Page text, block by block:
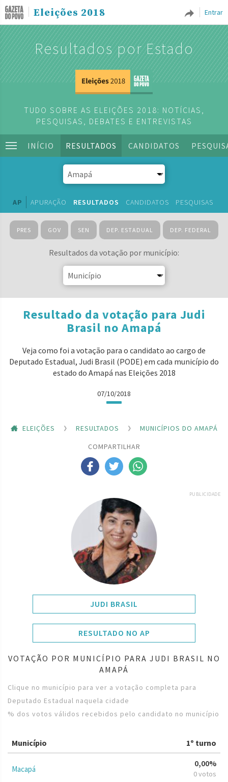
Entrar
Eleições 2018
Resultados por Estado
TUDO SOBRE AS ELEIÇÕES 2018: NOTÍCIAS,
PESQUISAS, DEBATES E ENTREVISTAS
INÍCIO RESULTADOS CANDIDATOS
AP APURAÇÃO RESULTADOS CANDIDATOS PESQUISAS
PRES GOV SEN DEP. ESTADUAL DEP. FEDERAL
Resultados da votação por município:
Resultado da votação para Judi
Brasil no Amapá
Veja como foi a votação para o candidato ao cargo de
Deputado Estadual, Judi Brasil (PODE) em cada município do
estado do Amapá nas Eleições 2018
07/10/2018
ELEIÇÕES RESULTADOS
MUNICÍPIOS DO AMAPÁ
COMPARTILHAR
PUBLICIDADE
JUDI BRASIL
RESULTADO NO AP
VOTAÇÃO POR MUNICÍPIO PARA JUDI BRASIL NO
AMAPÁ
Clique no município para ver a votação completa para
Deputado Estadual naquela cidade
% dos votos válidos recebidos pelo candidato no município
Município 1º turno
Macapá
0,00%
0 votos